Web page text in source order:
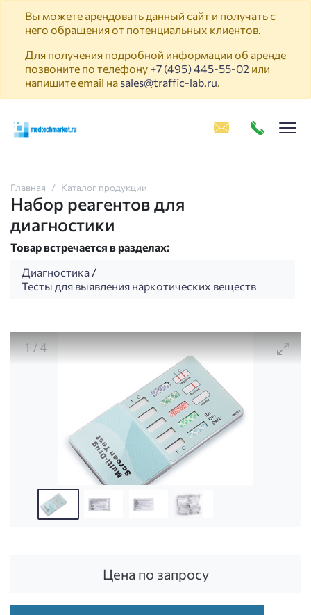
Вы можете арендовать данный сайт и получать с
него обращения от потенциальных клиентов.
Для получения подробной информации об аренде
позвоните по телефону +7 (495) 445-55-02 или
напишите email на sales@traffic-lab.ru.
Главная Каталог продукции
Набор реагентов для
диагностики
Товар встречается в разделах:
Диагностика /
Тесты для выявления наркотических веществ
Набор реагентов для диагностики
1/4
Цена по запросу